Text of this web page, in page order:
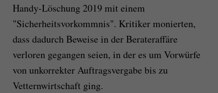
Handy-Löschung 2019 mit einem
"Sicherheitsvorkommnis". Kritiker monierten,
dass dadurch Beweise in der Berateraffäre
verloren gegangen seien, in der es um Vorwürfe
von unkorrekter Auftragsvergabe bis zu
Vetternwirtschaft ging.